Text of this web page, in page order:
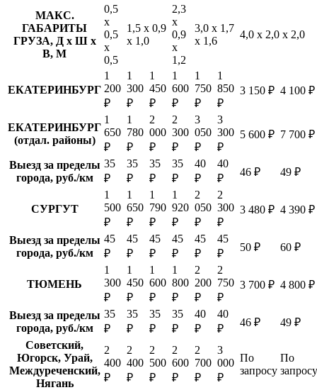
МАКС.
ГАБАРИТЫ
ГРУЗА, Д х Ш х
В, М
0,5
х
0,5
х
0,5
1,5 х 0,9
х 1,0
2,3
х
0,9
х
1,2
3,0 х 1,7
х 1,6
4,0 х 2,0 х 2,0
ЕКАТЕРИНБУРГ
1
200
₽
1
300
₽
1
450
₽
1
600
₽
1
750
₽
1
850
₽
3 150 ₽ 4 100 ₽
ЕКАТЕРИНБУРГ
(отдал. районы)
1
650
₽
1
780
₽
2
000
₽
2
300
₽
3
050
₽
3
300
₽
5 600 ₽ 7 700 ₽
Выезд за пределы
города, руб./км
35
₽
35
₽
35
₽
35
₽
40
₽
40
₽
46 ₽ 49 ₽
СУРГУТ
1
500
₽
1
650
₽
1
790
₽
1
920
₽
2
050
₽
2
300
₽
3 480 ₽ 4 390 ₽
Выезд за пределы
города, руб./км
45
₽
45
₽
45
₽
45
₽
45
₽
45
₽
50 ₽ 60 ₽
ТЮМЕНЬ
1
300
₽
1
450
₽
1
600
₽
1
800
₽
2
200
₽
2
750
₽
3 700 ₽ 4 800 ₽
Выезд за пределы
города, руб./км
35
₽
35
₽
35
₽
35
₽
40
₽
40
₽
46 ₽
49 ₽
Советский,
Югорск, Урай,
Междуреченский,
Нягань
2
400
₽
2
400
₽
2
500
₽
2
600
₽
2
700
₽
3
000
₽
По
запросу
По
запросу